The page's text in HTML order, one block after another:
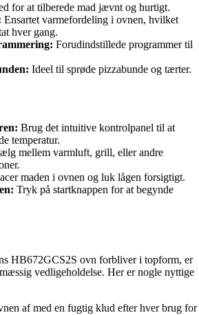
for at tilberede mad jævnt og hurtigt.
Ensartet varmefordeling i ovnen, hvilket
hver gang.
Forudindstillede programmer til
Ideel til sprøde pizzabunde og tærter.
Brug det intuitive kontrolpanel til at
temperatur.
mellem varmluft, grill, eller andre
maden i ovnen og luk lågen forsigtigt.
Tryk på startknappen for at begynde
HB672GCS2S ovn forbliver i topform, er
vedligeholdelse. Her er nogle nyttige
af med en fugtig klud efter hver brug for